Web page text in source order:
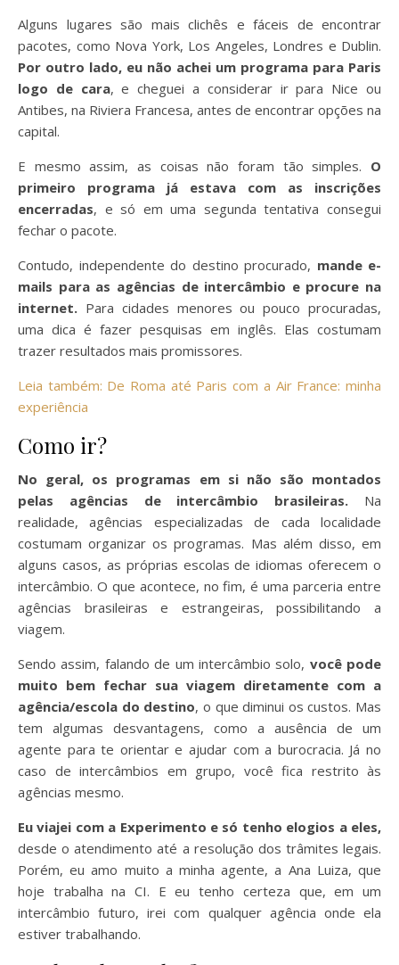
Alguns lugares são mais clichês e fáceis de encontrar
pacotes, como Nova York, Los Angeles, Londres e Dublin.
Por outro lado, eu não achei um programa para Paris
logo de cara, e cheguei a considerar ir para Nice ou
Antibes, na Riviera Francesa, antes de encontrar opções na
capital.
E mesmo assim, as coisas não foram tão simples. O
primeiro programa já estava com as inscrições
encerradas, e só em uma segunda tentativa consegui
fechar o pacote.
Contudo, independente do destino procurado, mande e-
mails para as agências de intercâmbio e procure na
internet. Para cidades menores ou pouco procuradas,
uma dica é fazer pesquisas em inglês. Elas costumam
trazer resultados mais promissores.
Leia também: De Roma até Paris com a Air France: minha
experiência
Como ir?
No geral, os programas em si não são montados
pelas agências de intercâmbio brasileiras. Na
realidade, agências especializadas de cada localidade
costumam organizar os programas. Mas além disso, em
alguns casos, as próprias escolas de idiomas oferecem o
intercâmbio. O que acontece, no fim, é uma parceria entre
agências brasileiras e estrangeiras, possibilitando a
viagem.
Sendo assim, falando de um intercâmbio solo, você pode
muito bem fechar sua viagem diretamente com a
agência/escola do destino, o que diminui os custos. Mas
tem algumas desvantagens, como a ausência de um
agente para te orientar e ajudar com a burocracia. Já no
caso de intercâmbios em grupo, você fica restrito às
agências mesmo.
Eu viajei com a Experimento e só tenho elogios a eles,
desde o atendimento até a resolução dos trâmites legais.
Porém, eu amo muito a minha agente, a Ana Luiza, que
hoje trabalha na CI. E eu tenho certeza que, em um
intercâmbio futuro, irei com qualquer agência onde ela
estiver trabalhando.